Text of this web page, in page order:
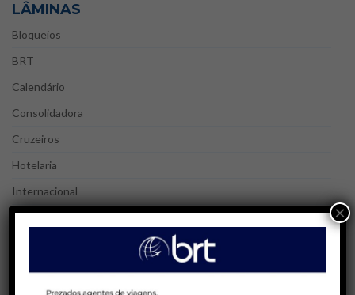
LÂMINAS
Bloqueios
BRT
Calendário
Consolidadora
Cruzeiros
Hotelaria
Internacional
Nacional
Réveillon
×